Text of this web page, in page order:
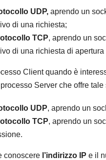
UDP, aprendo un
di una richiesta;
TCP, aprendo un
di una richiesta di
Client quando è
Server che offre tale
UDP, aprendo un
TCP, aprendo un
conoscere l’indirizzo IP e il